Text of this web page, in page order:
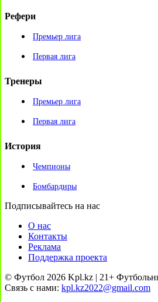
Рефери
Премьер лига
Первая лига
Тренеры
Премьер лига
Первая лига
История
Чемпионы
Бомбардиры
Подписывайтесь на нас
О нас
Контакты
Реклама
Поддержка проекта
© Футбол 2026 Kpl.kz | 21+
Связь с нами: kpl.kz2022@gmail.com